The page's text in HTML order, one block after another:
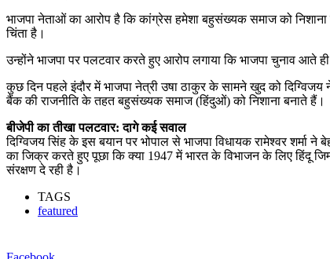
भाजपा नेताओं का आरोप है कि कांग्रेस हमेशा बहुसंख्यक समाज को निशाना
चिंता है।
उन्होंने भाजपा पर पलटवार करते हुए आरोप लगाया कि भाजपा चुनाव आते
कुछ दिन पहले इंदौर में भाजपा नेत्री उषा ठाकुर के सामने खुद को
बैंक की राजनीति के तहत बहुसंख्यक समाज (हिंदुओं) को निशाना बनाते हैं।
बीजेपी का तीखा पलटवार: दागे कई सवाल
दिग्विजय सिंह के इस बयान पर भोपाल से भाजपा विधायक रामेश्वर
का जिक्र करते हुए पूछा कि क्या 1947 में भारत के विभाजन के लिए हिंदू
संरक्षण दे रही है।
TAGS
featured